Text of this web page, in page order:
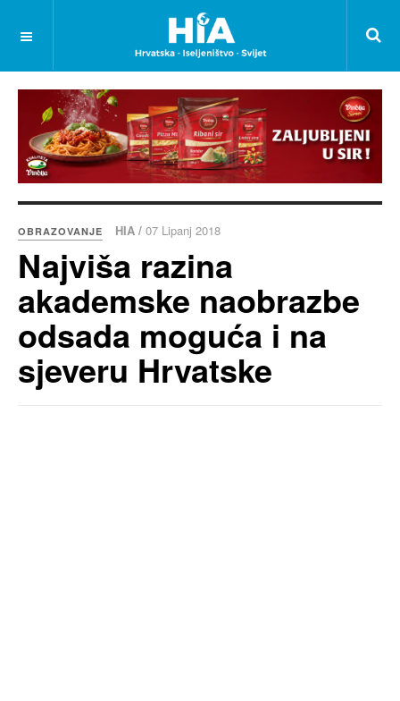
OBRAZOVANJE HIA / 07 Lipanj 2018
Najviša razina
akademske naobrazbe
odsada moguća i na
sjeveru Hrvatske